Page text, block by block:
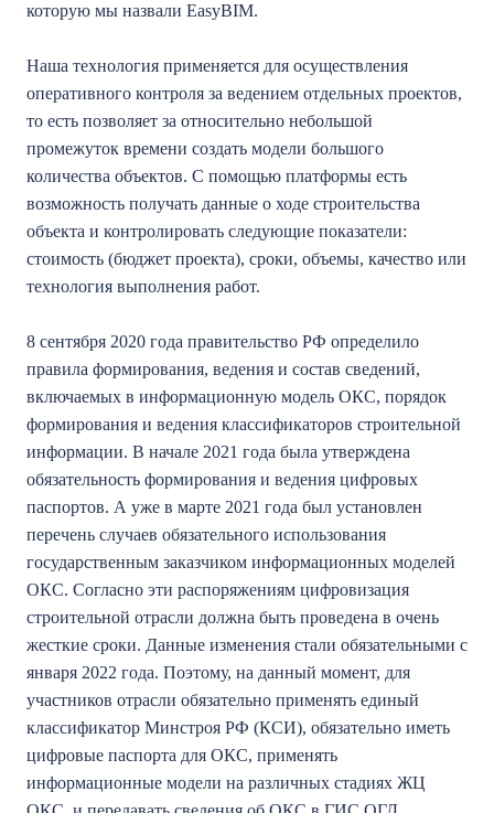
которую мы назвали EasyBIM.
Наша технология применяется для осуществления
оперативного контроля за ведением отдельных проектов,
то есть позволяет за относительно небольшой
промежуток времени создать модели большого
количества объектов. С помощью платформы есть
возможность получать данные о ходе строительства
объекта и контролировать следующие показатели:
стоимость (бюджет проекта), сроки, объемы, качество или
технология выполнения работ.
8 сентября 2020 года правительство РФ определило
правила формирования, ведения и состав сведений,
включаемых в информационную модель ОКС, порядок
формирования и ведения классификаторов строительной
информации. В начале 2021 года была утверждена
обязательность формирования и ведения цифровых
паспортов. А уже в марте 2021 года был установлен
перечень случаев обязательного использования
государственным заказчиком информационных моделей
ОКС. Согласно эти распоряжениям цифровизация
строительной отрасли должна быть проведена в очень
жесткие сроки. Данные изменения стали обязательными с
января 2022 года. Поэтому, на данный момент, для
участников отрасли обязательно применять единый
классификатор Минстроя РФ (КСИ), обязательно иметь
цифровые паспорта для ОКС, применять
информационные модели на различных стадиях ЖЦ